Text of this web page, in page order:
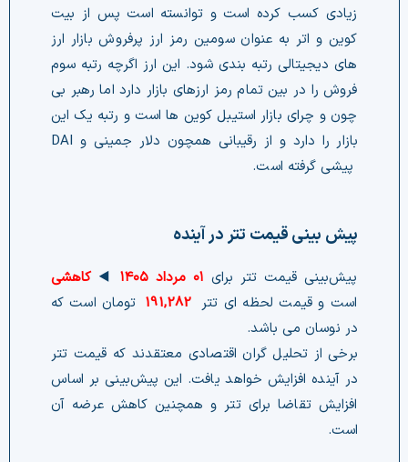
زیادی کسب کرده است و توانسته است پس از بیت
کوین و اتر به عنوان سومین رمز ارز پرفروش بازار ارز
های دیجیتالی رتبه بندی شود. این ارز اگرچه رتبه سوم
فروش را در بین تمام رمز ارزهای بازار دارد اما رهبر بی
چون و چرای بازار استیبل کوین ها است و رتبه یک این
بازار را دارد و از رقیبانی همچون دلار جمینی و DAI
پیشی گرفته است.
پیش بینی قیمت تتر در آینده
پیش‌بینی قیمت تتر برای ۰۱ مرداد ۱۴۰۵ ◀️کاهشی
است و قیمت لحظه ای تتر 191,282 تومان است که
در نوسان می باشد.
برخی از تحلیل گران اقتصادی معتقدند که قیمت تتر
در آینده افزایش خواهد یافت. این پیش‌بینی بر اساس
افزایش تقاضا برای تتر و همچنین کاهش عرضه آن
است.